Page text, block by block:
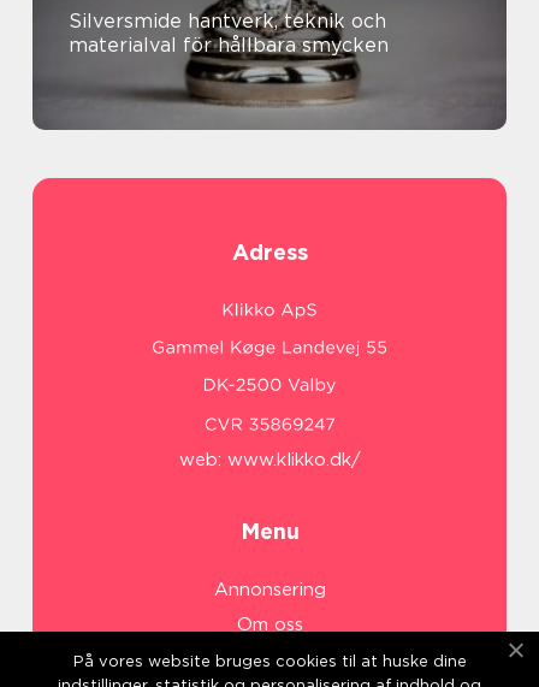
Silversmide hantverk, teknik och
materialval för hållbara smycken
Adress
web: www.klikko.dk/
Menu
Annonsering
Om oss
Cookies
På vores website bruges cookies til at huske dine